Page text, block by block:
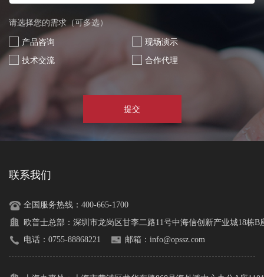
请选择您的需求（可多选）
产品咨询 现场演示
技术交流 合作代理
提交
联系我们
全国服务热线：400-665-1700
欧普士总部： 深圳市龙岗区甘李二路11号中海信创新产业城18栋B
电话：0755-88868221
邮箱：info@opssz.com